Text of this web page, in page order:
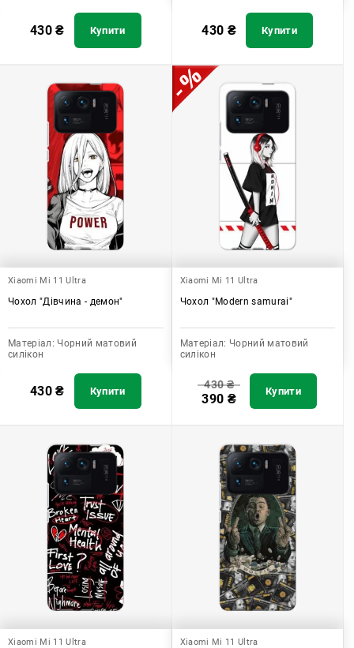
430₴ Купити 430 ₴ Купити
Xiaomi Mi 11 Ultra
Чохол "Дівчина - демон"
Матеріал: Чорний матовий
силікон
430₴ Купити
Xiaomi Mi 11 Ultra
Чохол "Modern samurai"
Матеріал: Чорний матовий
силікон
430₴
390 ₴ Купити
Xiaomi Mi 11 Ultra Xiaomi Mi 11 Ultra